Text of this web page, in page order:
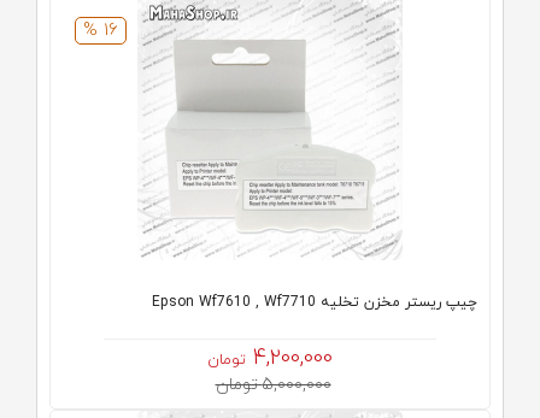
16 %
چیپ ریستر مخزن تخلیه Epson Wf7610 , Wf7710
4,200,000 تومان
5,000,000 تومان